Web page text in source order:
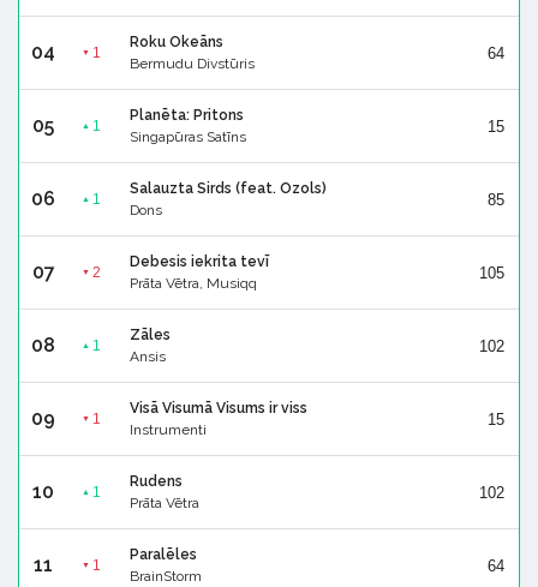
04 ▼ 1
Roku Okeāns
Bermudu Divstūris
64
05 ▲ 1
Planēta: Pritons
Singapūras Satīns
15
06 ▲ 1
Salauzta Sirds (feat. Ozols)
Dons
85
07 ▼ 2
Debesis iekrita tevī
Prāta Vētra, Musiqq
105
08 ▲ 1
Zāles
Ansis
102
09 ▼ 1
Visā Visumā Visums ir viss
Instrumenti
15
10 ▲ 1
Rudens
Prāta Vētra
102
11 ▼ 1
Paralēles
BrainStorm
64